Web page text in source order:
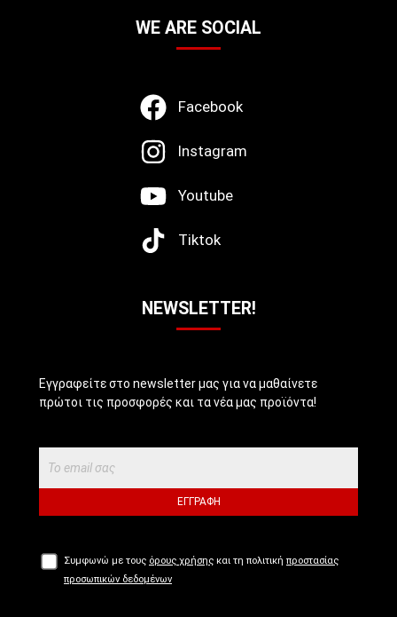
WE ARE SOCIAL
Facebook
Instagram
Youtube
Tiktok
NEWSLETTER!
Εγγραφείτε στο newsletter μας για να μαθαίνετε
πρώτοι τις προσφορές και τα νέα μας προϊόντα!
ΕΓΓΡΑΦΉ
Συμφωνώ με τους όρους χρήσης και τη πολιτική προστασίας
προσωπικών δεδομένων